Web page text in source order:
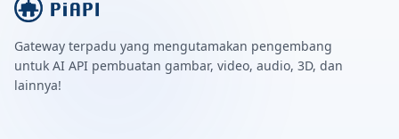
Gateway terpadu yang mengutamakan pengembang
untuk AI API pembuatan gambar, video, audio, 3D, dan
lainnya!